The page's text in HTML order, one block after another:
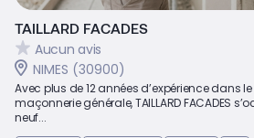
TAILLARD FACADES
Aucun avis
NIMES (30900)
Avec plus de 12 années d’expérience dans
maçonnerie générale, TAILLARD FACADES
neuf...